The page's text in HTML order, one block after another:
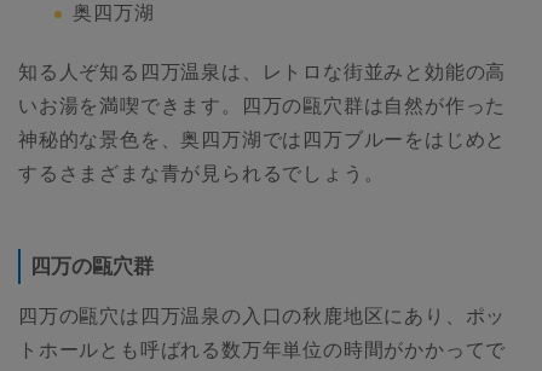
奥四万湖
知る人ぞ知る四万温泉は、レトロな街並みと効能の高
いお湯を満喫できます。四万の甌穴群は自然が作った
神秘的な景色を、奥四万湖では四万ブルーをはじめと
するさまざまな青が見られるでしょう。
四万の甌穴群
四万の甌穴は四万温泉の入口の秋鹿地区にあり、ポッ
トホールとも呼ばれる数万年単位の時間がかかってで